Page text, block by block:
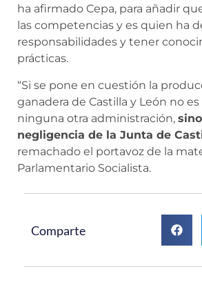
ha afirmado Cepa, para añadir
las competencias y es quien ha
responsabilidades y tener
prácticas.
“Si se pone en cuestión la
ganadera de Castilla y León no
ninguna otra administración,
negligencia de la Junta de
remachado el portavoz de la
Parlamentario Socialista.
Comparte